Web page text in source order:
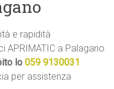
e rapidità
APRIMATIC a Palagano
lo059 9130031
per assistenza